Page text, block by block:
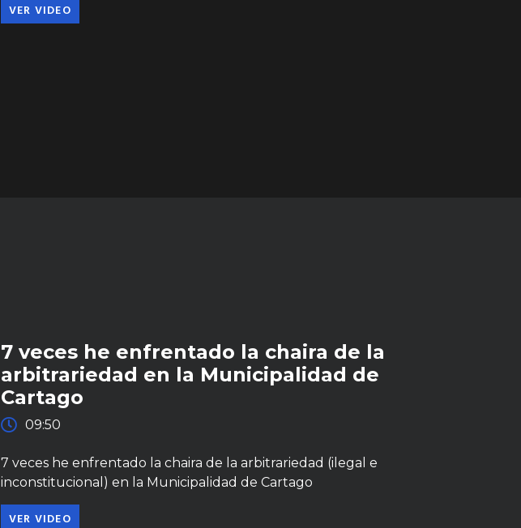
VER VIDEO
7 veces he enfrentado la chaira de la
arbitrariedad en la Municipalidad de
Cartago
09:50
7 veces he enfrentado la chaira de la arbitrariedad (ilegal e
inconstitucional) en la Municipalidad de Cartago
VER VIDEO